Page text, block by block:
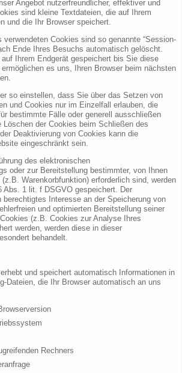
Angebot nutzerfreundlicher, effektiver und
sind kleine Textdateien, die auf Ihrem
und die Ihr Browser speichert.
verwendeten Cookies sind so genannte “Session-
Ende Ihres Besuchs automatisch gelöscht.
Ihrem Endgerät gespeichert bis Sie diese
es uns, Ihren Browser beim nächsten
so einstellen, dass Sie über das Setzen von
und Cookies nur im Einzelfall erlauben, die
bestimmte Fälle oder generell ausschließen
der Cookies beim Schließen des
Deaktivierung von Cookies kann die
eingeschränkt sein.
des elektronischen
oder zur Bereitstellung bestimmter, von Ihnen
Warenkorbfunktion) erforderlich sind, werden
Abs. 1 lit. f DSGVO gespeichert. Der
berechtigtes Interesse an der Speicherung von
und optimierten Bereitstellung seiner
(z.B. Cookies zur Analyse Ihres
werden, werden diese in dieser
behandelt.
und speichert automatisch Informationen in
Dateien, die Ihr Browser automatisch an uns
Rechners